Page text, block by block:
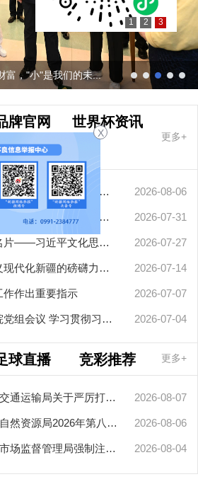
富，"小"是我们的未...
牌官网 世界杯资讯
更多+
中央网信办从严处置一批违规网络娱乐团播账号 2026-08-06
中国人民大学、民族大学、政法大学、公安大学、北影、北大人民医... 2026-07-31
擦亮中华文明重要名片——习近平文化思想引领中国世界遗产申报保... 2026-07-27
凝聚起建设社会主义现代化新疆的磅礴力量——新疆各地认真学习贯... 2026-07-14
作作出重要指示 2026-07-07
李强主持召开国务院党组会议 学习贯彻习近平总书记在庆祝中国共产... 2026-07-04
球直播 竞彩推荐 更多+
十大网赌app排行榜交通运输局关于严厉打击非法营运车辆的公告 2026-08-07
十大网赌app排行榜自然资源局2026年第八次、第九次局长办公会审查通过矿业... 2026-08-06
十大网赌app排行榜市场监督管理局强制注销公司登记决定送达公告 2026-08-04
1 2 3
X